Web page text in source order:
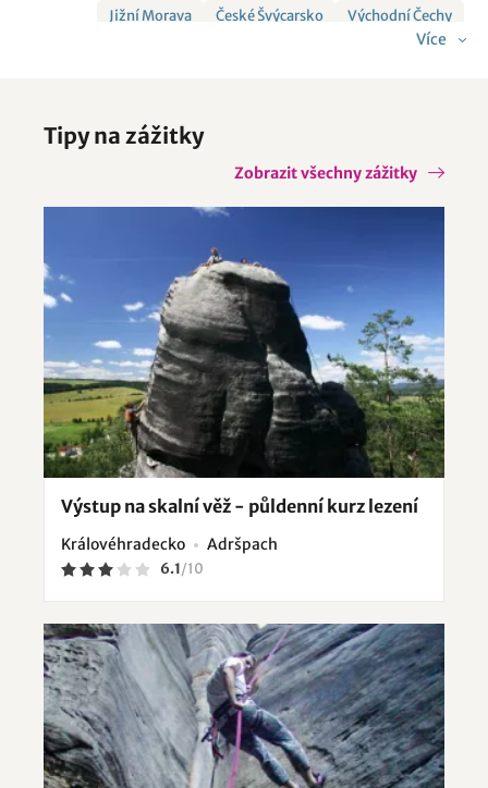
Jižní Morava České Švýcarsko
Východní Čechy
Severní Morava a Slezsko
Více
Tipy na zážitky
Zobrazit všechny zážitky
Výstup na skalní věž - půldenní kurz lezení
Královéhradecko Adršpach
6.1/10